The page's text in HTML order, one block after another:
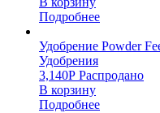
Подробнее
Удобрение Powder
Удобрения
3,140Р Распродано
В корзину
Подробнее